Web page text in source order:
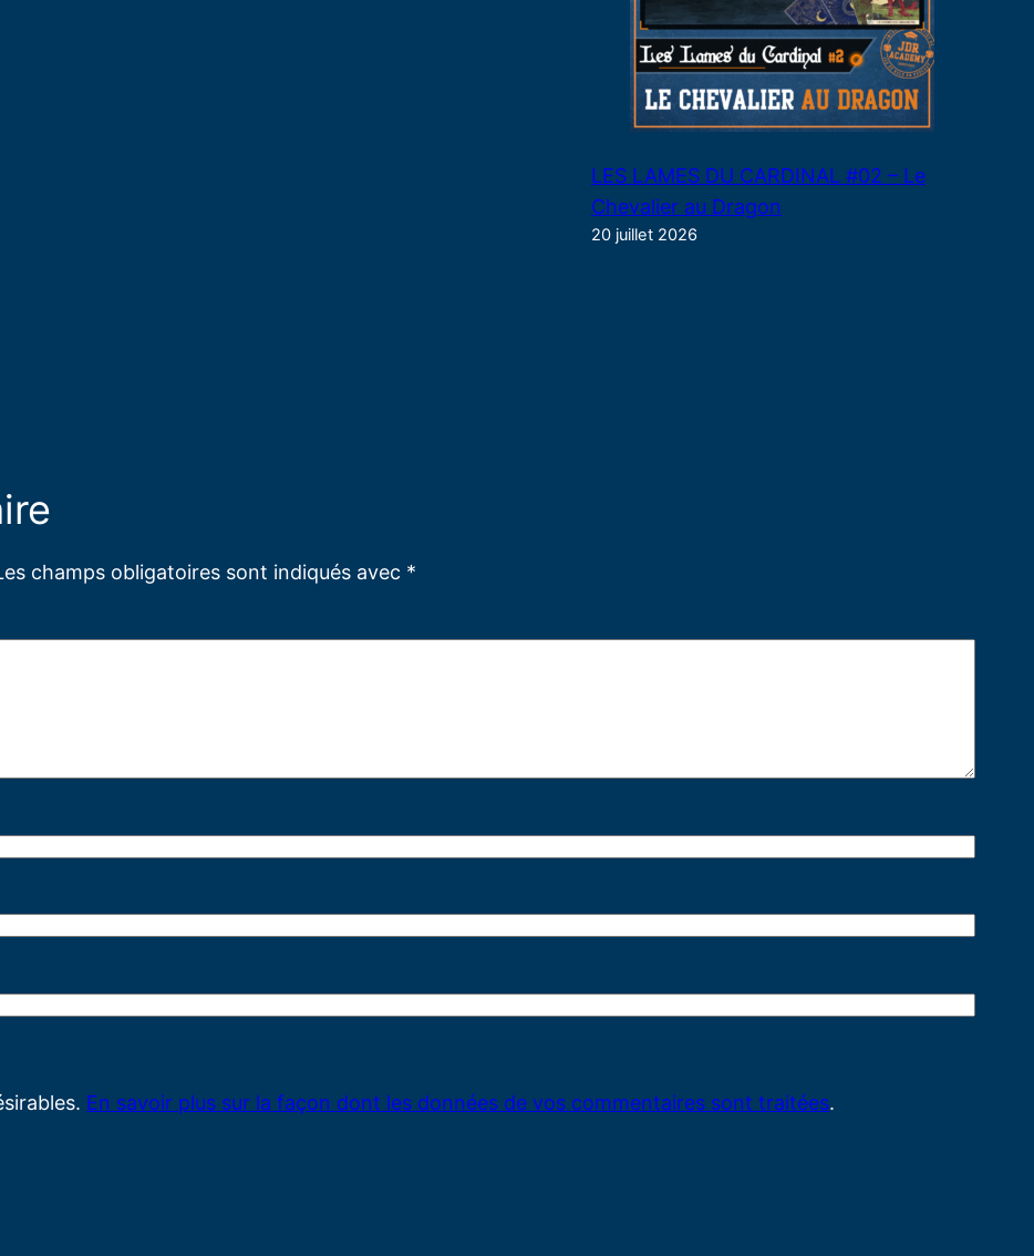
LES LAMES DU CARDINAL #02 – Le
Chevalier au Dragon
20 juillet 2026
champs obligatoires sont indiqués avec *
En savoir plus sur la façon dont les données de vos commentaires sont traitées.